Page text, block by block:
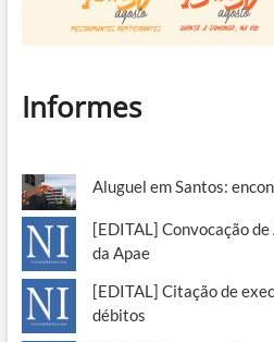
Informes
Aluguel em Santos:
[EDITAL] Convocação
da Apae
[EDITAL] Citação de
débitos